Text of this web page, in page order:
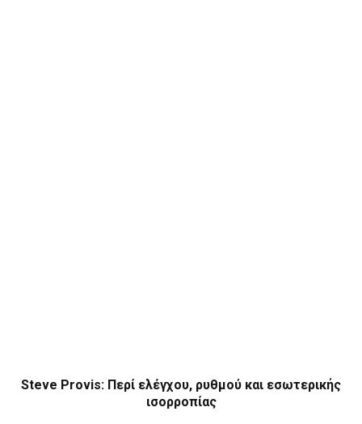
Steve Provis: Περί ελέγχου, ρυθμού και εσωτερικής
ισορροπίας